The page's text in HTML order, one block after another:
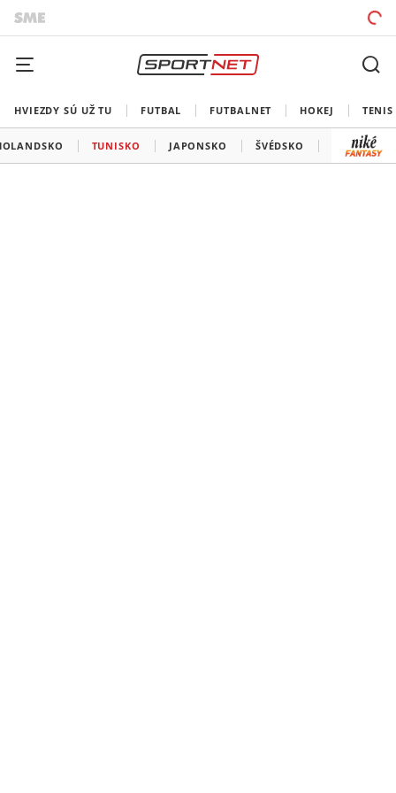
HVIEZDY SÚ UŽ TU FUTBAL FUTBALNET HOKEJ TENIS
TUNISKO JAPONSKO ŠVÉDSKO BELGICKO